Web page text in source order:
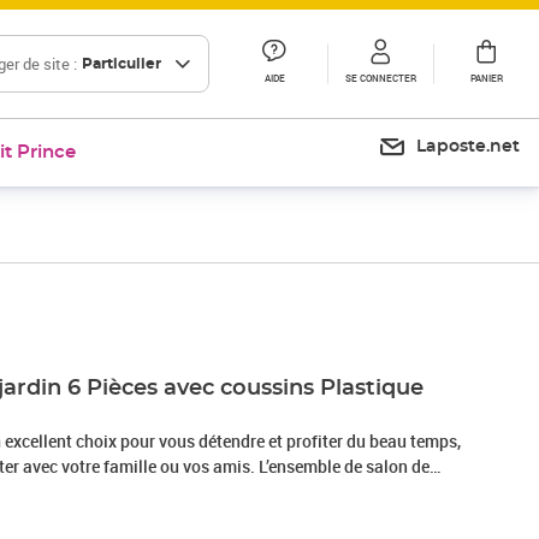
de site : Particulier
AIDE SE CONNECTER PANIER
Prince Laposte.net
6 Pièces avec coussins Plastique
choix pour vous détendre et profiter du beau temps,
avec votre famille ou vos amis. L’ensemble de salon de
qui le rend facile à nettoyer et stable. Avec son dessus